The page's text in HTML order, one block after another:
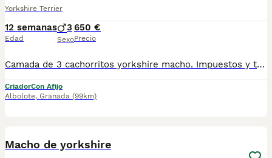
Yorkshire Terrier
12 semanas
Edad
3
Sexo
650 €
Precio
Camada de 3 cachorritos yorkshire macho. Impuestos y transporte no incluidos. Realizamos envíos a toda España ( Barcelona, Madrid, Mallorca, Marbella, etc). Se entregan con sus vacunas y desparasitaciones correspondientes, cartilla, chip y contrato. Pedigree opcional. Para más información contactar: 958 26 94 55 Web: www.centropuppyhome.com
CriadorCon Afijo
Albolote, Granada (99km)
Macho de yorkshire